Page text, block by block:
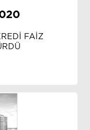
FAİZ